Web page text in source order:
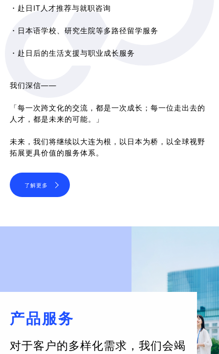
・赴日IT人才推荐与就职咨询
・日本语学校、研究生院等多路径留学服务
・赴日后的生活支援与职业成长服务
我们深信——
「每一次跨文化的交流，都是一次成长；每一位走出去的
人才，都是未来的可能。」
未来，我们将继续以大连为根，以日本为桥，以全球视野
拓展更具价值的服务体系。
了解更多
产品服务
对于客户的多样化需求， 我们会竭